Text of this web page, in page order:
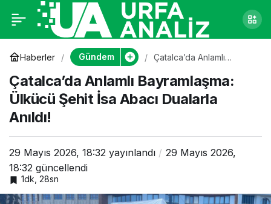
Haberler Gündem
Çatalca’da Anlamlı
Şehit İsa Abacı Dualarla
Anıldı!
Çatalca’da Anlamlı Bayramlaşma:
Ülkücü Şehit İsa Abacı Dualarla
Anıldı!
29 Mayıs 2026, 18:32 yayınlandı
29 Mayıs 2026,
18:32 güncellendi
1dk, 28sn
Çatalca’da Anlamlı
Bayramlaşma: Ülkücü
Şehit İsa Abacı
Dualarla Anıldı!
0